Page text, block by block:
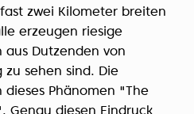
zwei Kilometer breiten
erzeugen riesige
aus Dutzenden von
zu sehen sind. Die
dieses Phänomen "The
Genau diesen Eindruck